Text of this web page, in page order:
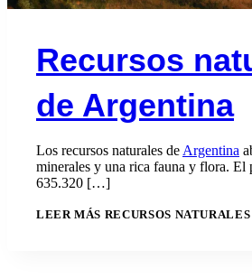
Recursos
de Argentina
Los recursos naturales de Argentina
minerales y una rica fauna y flora. El
635.320 […]
LEER MÁS RECURSOS